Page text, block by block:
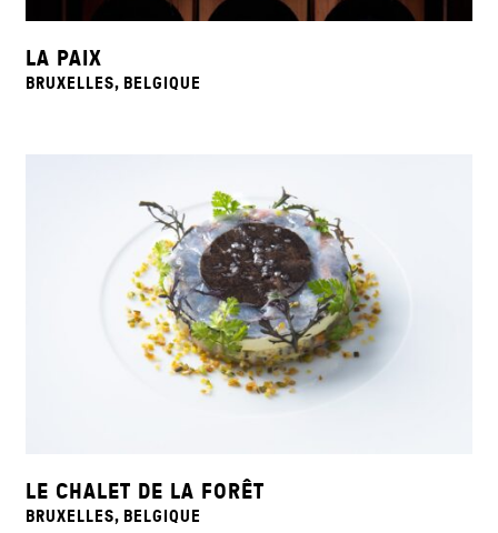
LA PAIX
BRUXELLES, BELGIQUE
LE CHALET DE LA FORÊT
BRUXELLES, BELGIQUE